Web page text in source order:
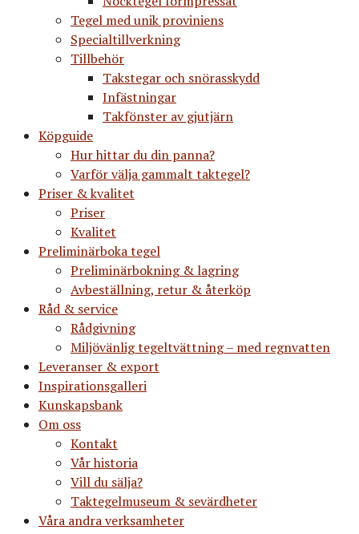
Tegel med unik proviniens
Specialtillverkning
Tillbehör
Takstegar och snörasskydd
Infästningar
Takfönster av gjutjärn
Köpguide
Hur hittar du din panna?
Varför välja gammalt taktegel?
Priser & kvalitet
Priser
Kvalitet
Preliminärboka tegel
Preliminärbokning & lagring
Avbeställning, retur & återköp
Råd & service
Rådgivning
Miljövänlig tegeltvättning – med regnvatten
Leveranser & export
Inspirationsgalleri
Kunskapsbank
Om oss
Kontakt
Vår historia
Vill du sälja?
Taktegelmuseum & sevärdheter
Våra andra verksamheter